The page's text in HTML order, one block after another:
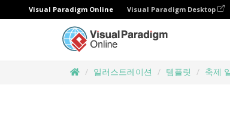
Visual Paradigm Online Visual Paradigm Desktop
일러스트레이션 템플릿 축제